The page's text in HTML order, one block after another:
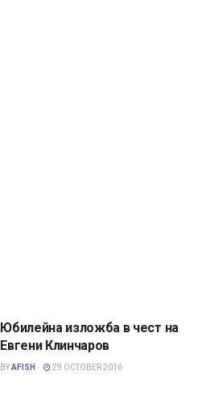
Юбилейна изложба в чест на
Евгени Клинчаров
BYAFISH 29 OCTOBER 2016